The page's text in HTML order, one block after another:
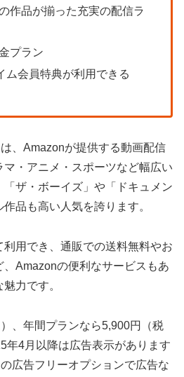
作品が揃った充実の配信ラ
プラン
ム会員特典が利用できる
、Amazonが提供する動画配信
・アニメ・スポーツなど幅広い
ザ・ボーイズ」や「ドキュメン
品も高い人気を誇ります。
用でき、通販での送料無料やお
Amazonの便利なサービスもあ
力です。
、年間プランなら5,900円（税
年4月以降は広告表示があります
広告フリーオプションで広告な